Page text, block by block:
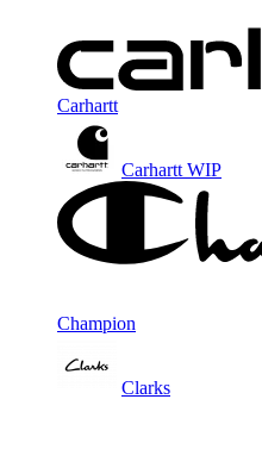
Carhartt
Carhartt WIP
Champion
Clarks